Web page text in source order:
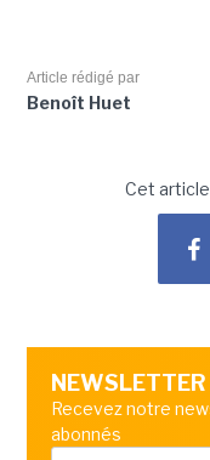
Article rédigé par
Benoît Huet
Cet
NEWSLETTER
Recevez notre
abonnés